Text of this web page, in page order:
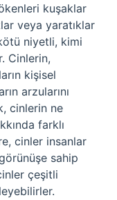
kuşaklar
veya yaratıklar
niyetli, kimi
Cinlerin,
kişisel
arzularını
cinlerin ne
farklı
cinler insanlar
sahip
çeşitli